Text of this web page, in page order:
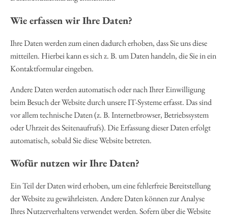
Wie erfassen wir Ihre Daten?
Ihre Daten werden zum einen dadurch erhoben, dass Sie uns diese
mitteilen. Hierbei kann es sich z. B. um Daten handeln, die Sie in ein
Kontaktformular eingeben.
Andere Daten werden automatisch oder nach Ihrer Einwilligung
beim Besuch der Website durch unsere IT-Systeme erfasst. Das sind
vor allem technische Daten (z. B. Internetbrowser, Betriebssystem
oder Uhrzeit des Seitenaufrufs). Die Erfassung dieser Daten erfolgt
automatisch, sobald Sie diese Website betreten.
Wofür nutzen wir Ihre Daten?
Ein Teil der Daten wird erhoben, um eine fehlerfreie Bereitstellung
der Website zu gewährleisten. Andere Daten können zur Analyse
Ihres Nutzerverhaltens verwendet werden. Sofern über die Website